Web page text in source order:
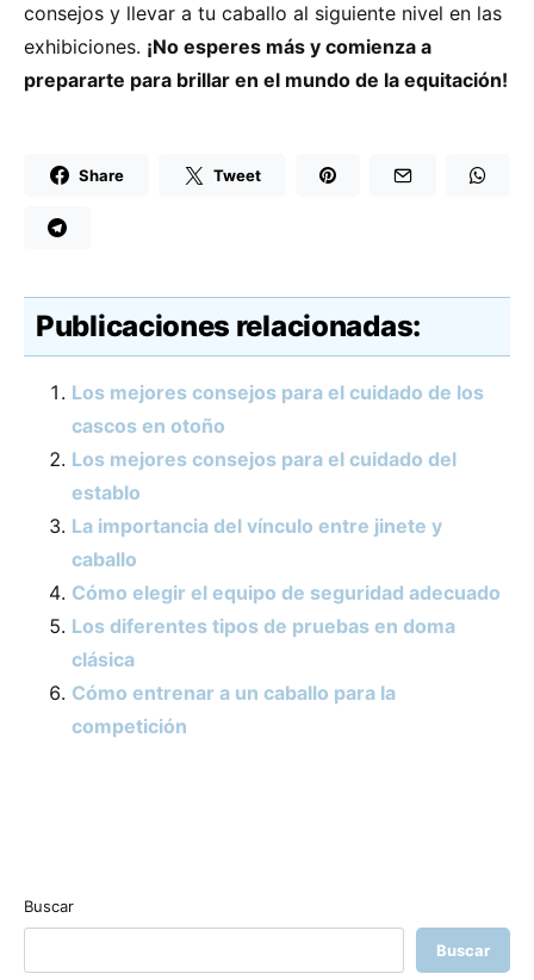
consejos y llevar a tu caballo al siguiente nivel en las
exhibiciones. ¡No esperes más y comienza a
prepararte para brillar en el mundo de la equitación!
Share Tweet
Publicaciones relacionadas:
Los mejores consejos para el cuidado de los
cascos en otoño
Los mejores consejos para el cuidado del
establo
La importancia del vínculo entre jinete y
caballo
Cómo elegir el equipo de seguridad adecuado
Los diferentes tipos de pruebas en doma
clásica
Cómo entrenar a un caballo para la
competición
Buscar
Buscar